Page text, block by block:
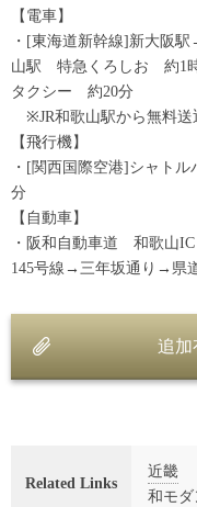
【電車】
・[東海道新幹線]新大阪
山駅 特急くろしお 約1
タクシー 約20分
※JR和歌山駅から無料送
【飛行機】
・[関西国際空港]シャト
分
【自動車】
・阪和自動車道 和歌山
145号線→三年坂通り→県
追加
Related Links
近畿
和モダ